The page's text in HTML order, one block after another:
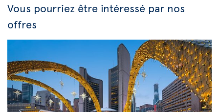
Vous pourriez être intéressé par nos
offres